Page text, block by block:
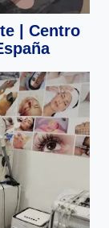
| Centro